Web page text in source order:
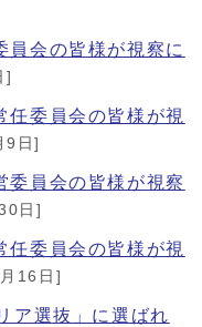
会の皆様が視察に
]
委員会の皆様が視
9日]
員会の皆様が視察
日]
委員会の皆様が視
16日]
ア選抜」に選ばれ